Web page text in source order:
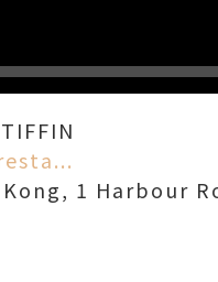
1 Harbour